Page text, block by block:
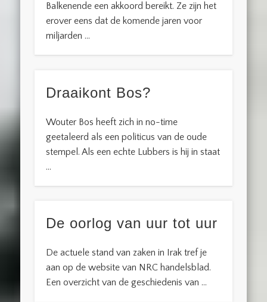
Balkenende een akkoord bereikt. Ze zijn het
erover eens dat de komende jaren voor
miljarden …
Draaikont Bos?
Wouter Bos heeft zich in no-time
geetaleerd als een politicus van de oude
stempel. Als een echte Lubbers is hij in staat
…
De oorlog van uur tot uur
De actuele stand van zaken in Irak tref je
aan op de website van NRC handelsblad.
Een overzicht van de geschiedenis van …